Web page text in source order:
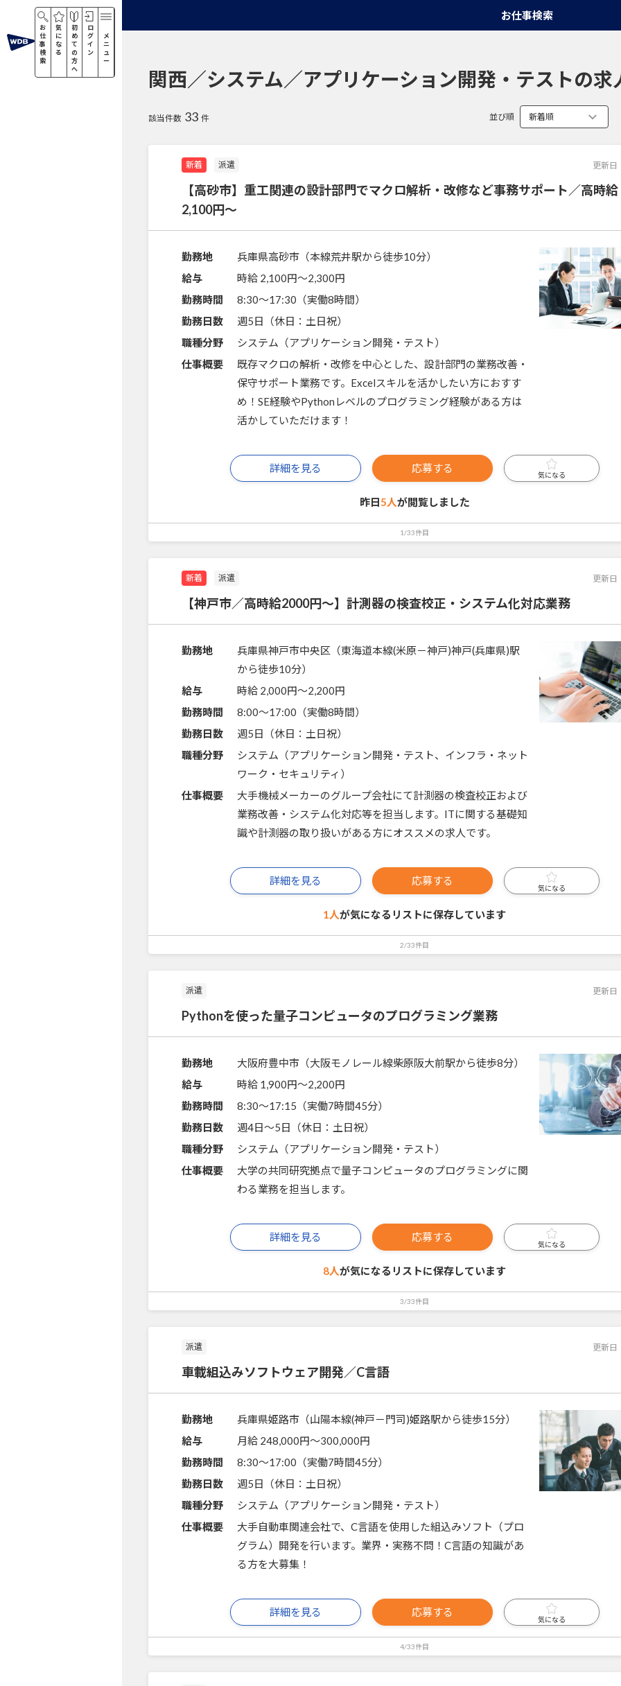
お
仕
事
検
索
気
に
な
る
初
め
て
の
方
へ
ロ
グ
イ
ン
メ
ニ
ュ
ー
お仕事検索
関西／システム／アプリケーション開発・テストの求
該当件数 33 件 並び順
新着 派遣 更新日
【高砂市】重工関連の設計部門でマクロ解析・改修など事務サポート／高時給
2,100円～
勤務地
兵庫県高砂市（本線荒井駅から徒歩10分）
給与
時給 2,100円〜2,300円
勤務時間
8:30～17:30（実働8時間）
勤務日数
週5日（休日：土日祝）
職種分野
システム（アプリケーション開発・テスト）
仕事概要
既存マクロの解析・改修を中心とした、設計部門の業務改善・
保守サポート業務です。Excelスキルを活かしたい方におすす
め！SE経験やPythonレベルのプログラミング経験がある方は
活かしていただけます！
詳細を見る 応募する
気になる
昨日5人が閲覧しました
1/33件目
新着 派遣 更新日
【神戸市／高時給2000円～】計測器の検査校正・システム化対応業務
勤務地
兵庫県神戸市中央区（東海道本線(米原－神戸)神戸(兵庫県)駅
から徒歩10分）
給与
時給 2,000円〜2,200円
勤務時間
8:00～17:00（実働8時間）
勤務日数
週5日（休日：土日祝）
職種分野
システム（アプリケーション開発・テスト、インフラ・ネット
ワーク・セキュリティ）
仕事概要
大手機械メーカーのグループ会社にて計測器の検査校正および
業務改善・システム化対応等を担当します。ITに関する基礎知
識や計測器の取り扱いがある方にオススメの求人です。
詳細を見る 応募する
気になる
1人が気になるリストに保存しています
2/33件目
派遣 更新日
Pythonを使った量子コンピュータのプログラミング業務
勤務地
大阪府豊中市（大阪モノレール線柴原阪大前駅から徒歩8分）
給与
時給 1,900円〜2,200円
勤務時間
8:30～17:15（実働7時間45分）
勤務日数
週4日～5日（休日：土日祝）
職種分野
システム（アプリケーション開発・テスト）
仕事概要
大学の共同研究拠点で量子コンピュータのプログラミングに関
わる業務を担当します。
詳細を見る 応募する
気になる
8人が気になるリストに保存しています
3/33件目
派遣 更新日
車載組込みソフトウェア開発／C言語
勤務地
兵庫県姫路市（山陽本線(神戸－門司)姫路駅から徒歩15分）
給与
月給 248,000円〜300,000円
勤務時間
8:30～17:00（実働7時間45分）
勤務日数
週5日（休日：土日祝）
職種分野
システム（アプリケーション開発・テスト）
仕事概要
大手自動車関連会社で、C言語を使用した組込みソフト（プロ
グラム）開発を行います。業界・実務不問！C言語の知識があ
る方を大募集！
詳細を見る 応募する
気になる
4/33件目